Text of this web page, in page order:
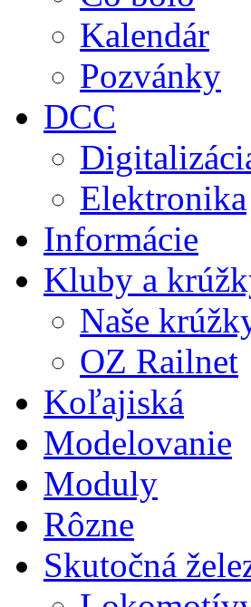
Kalendár
Pozvánky
DCC
Elektronika
Informácie
Kluby a
Naše
OZ Railnet
Koľajiská
Modelovanie
Moduly
Rôzne
Skutočná